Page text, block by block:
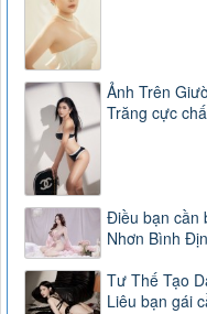
Ảnh Trên
Trăng cực
Điều bạn cần
Nhơn Bình
Tư Thế Tạo
Liêu bạn gái